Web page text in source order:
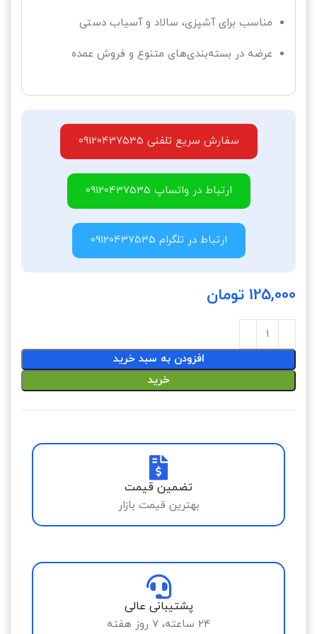
مناسب برای آشپزی، سالاد و آسیاب دستی
عرضه در بسته‌بندی‌های متنوع و فروش عمده
سفارش سریع تلفنی 09120437535
ارتباط در واتساپ 09120437535
ارتباط در تلگرام 09120437535
125,000 تومان
افزودن به سبد خرید
خرید
تضمین قیمت
بهترین قیمت بازار
پشتیبانی عالی
24 ساعته، 7 روز هفته